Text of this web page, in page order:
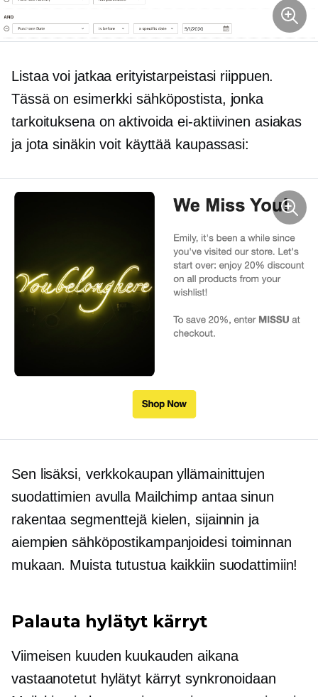
Listaa voi jatkaa erityistarpeistasi riippuen.
Tässä on esimerkki sähköpostista, jonka
tarkoituksena on aktivoida ei-aktiivinen asiakas
ja jota sinäkin voit käyttää kaupassasi:
Sen lisäksi, verkkokaupan yllämainittujen
suodattimien avulla Mailchimp antaa sinun
rakentaa segmenttejä kielen, sijainnin ja
aiempien sähköpostikampanjoidesi toiminnan
mukaan. Muista tutustua kaikkiin suodattimiin!
Palauta hylätyt kärryt
Viimeisen kuuden kuukauden aikana
vastaanotetut hylätyt kärryt synkronoidaan